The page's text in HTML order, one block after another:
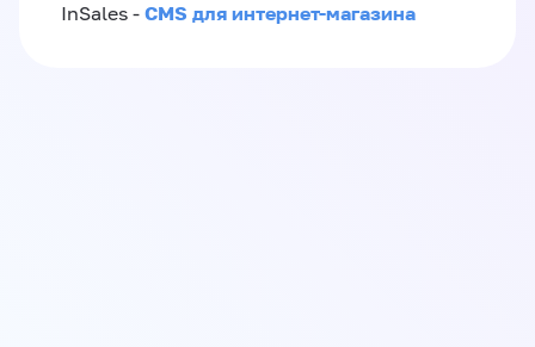
InSales - CMS для интернет-магазина